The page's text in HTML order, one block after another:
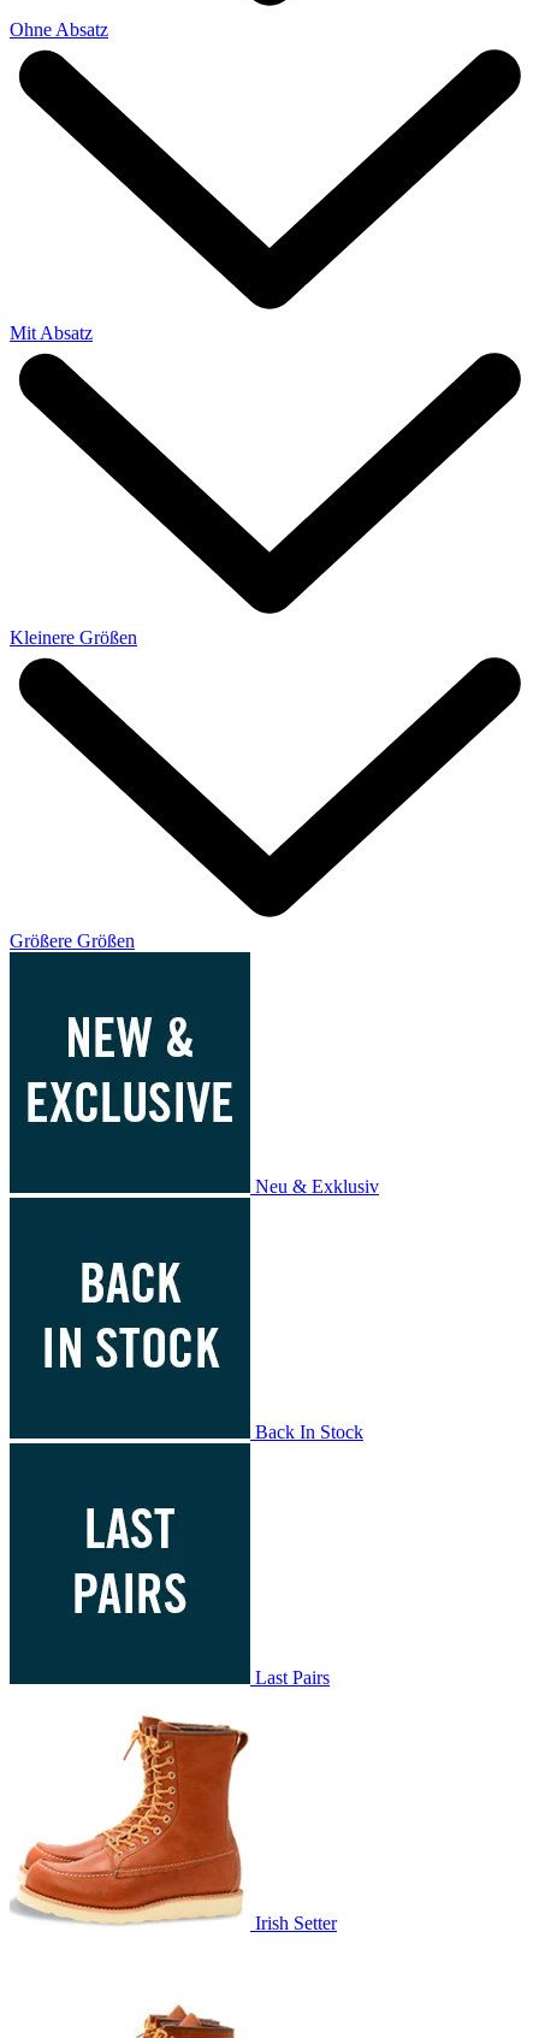
Ohne Absatz
Mit Absatz
Kleinere Größen
Größere Größen
Neu & Exklusiv
Back In Stock
Last Pairs
Irish Setter